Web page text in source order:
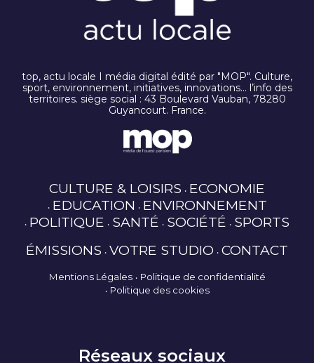
top, actu locale I média digital édité par "MOP". Culture,
sport, environnement, initiatives, innovations… l’info des
territoires. siège social : 43 Boulevard Vauban, 78280
Guyancourt. France.
CULTURE & LOISIRS ECONOMIE
EDUCATION ENVIRONNEMENT
POLITIQUE SANTÉ SOCIÉTÉ SPORTS
ÉMISSIONS VOTRE STUDIO CONTACT
Mentions Légales
Politique de confidentialité
Politique des cookies
Réseaux sociaux